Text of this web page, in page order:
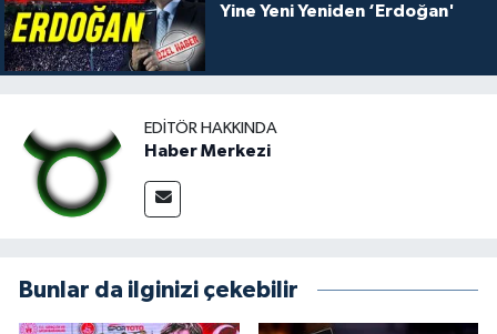
Yine Yeni Yeniden ‘Erdoğan'
EDITÖR HAKKINDA
Haber Merkezi
Bunlar da ilginizi çekebilir